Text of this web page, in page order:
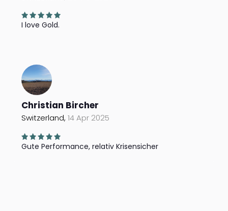
I love Gold.
Christian Bircher
Switzerland,14 Apr 2025
Gute Performance, relativ Krisensicher